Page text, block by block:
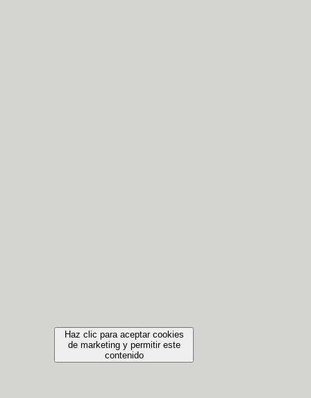
Haz clic para aceptar cookies
de marketing y permitir este
contenido